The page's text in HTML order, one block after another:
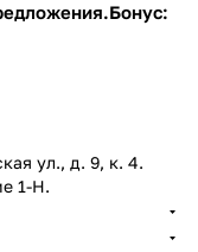
Бонус:
ул., д. 9, к. 4.
1-Н.